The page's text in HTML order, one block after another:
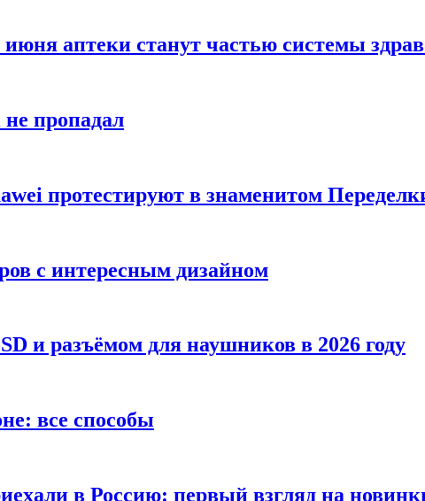
аптеки станут частью системы
пропадал
протестируют в знаменитом
с интересным дизайном
и разъёмом для наушников в 2026 году
все способы
в Россию: первый взгляд на